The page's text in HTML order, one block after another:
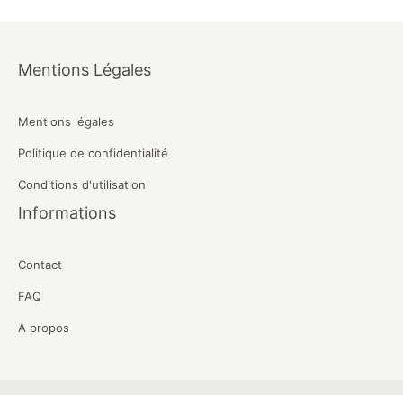
Mentions Légales
Mentions légales
Politique de confidentialité
Conditions d'utilisation
Informations
Contact
FAQ
A propos